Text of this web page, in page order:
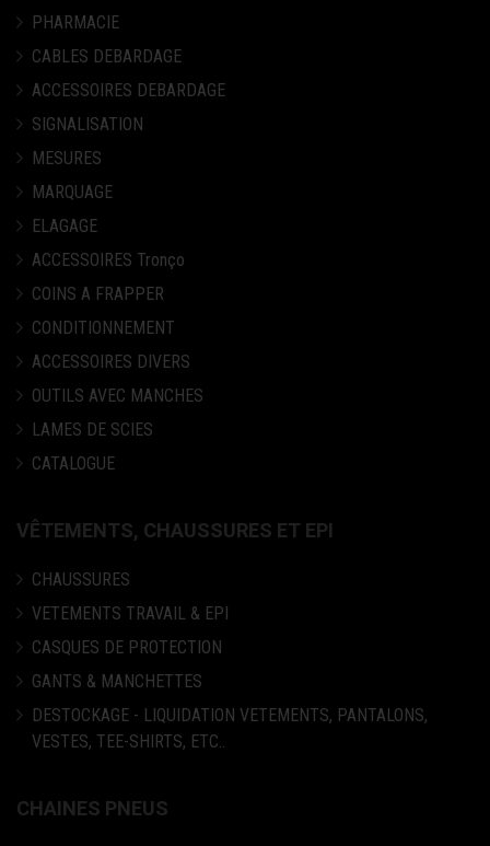
PHARMACIE
CABLES DEBARDAGE
ACCESSOIRES DEBARDAGE
SIGNALISATION
MESURES
MARQUAGE
ELAGAGE
ACCESSOIRES Tronço
COINS A FRAPPER
CONDITIONNEMENT
ACCESSOIRES DIVERS
OUTILS AVEC MANCHES
LAMES DE SCIES
CATALOGUE
VÊTEMENTS, CHAUSSURES ET EPI
CHAUSSURES
VETEMENTS TRAVAIL & EPI
CASQUES DE PROTECTION
GANTS & MANCHETTES
DESTOCKAGE - LIQUIDATION VETEMENTS, PANTALONS,
VESTES, TEE-SHIRTS, ETC..
CHAINES PNEUS